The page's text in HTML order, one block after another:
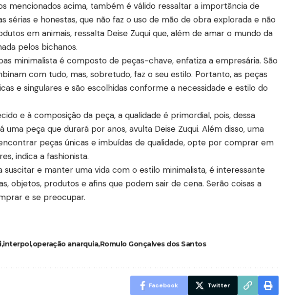
mencionados acima, também é válido ressaltar a importância de
sérias e honestas, que não faz o uso de mão de obra explorada e não
em animais, ressalta Deise Zuqui que, além de amar o mundo da
pelos bichanos.
minimalista é composto de peças-chave, enfatiza a empresária. São
com tudo, mas, sobretudo, faz o seu estilo. Portanto, as peças
e singulares e são escolhidas conforme a necessidade e estilo do
e à composição da peça, a qualidade é primordial, pois, dessa
uma peça que durará por anos, avulta Deise Zuqui. Além disso, uma
peças únicas e imbuídas de qualidade, opte por comprar em
indica a fashionista.
suscitar e manter uma vida com o estilo minimalista, é interessante
objetos, produtos e afins que podem sair de cena. Serão coisas a
e se preocupar.
interpoloperação anarquiaRomulo Gonçalves dos Santos
Facebook Twitter